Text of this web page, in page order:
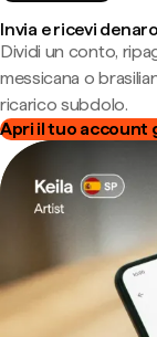
Invia e ricevi
Dividi un conto,
messicana o
ricarico subdolo.
Apri il tuo account